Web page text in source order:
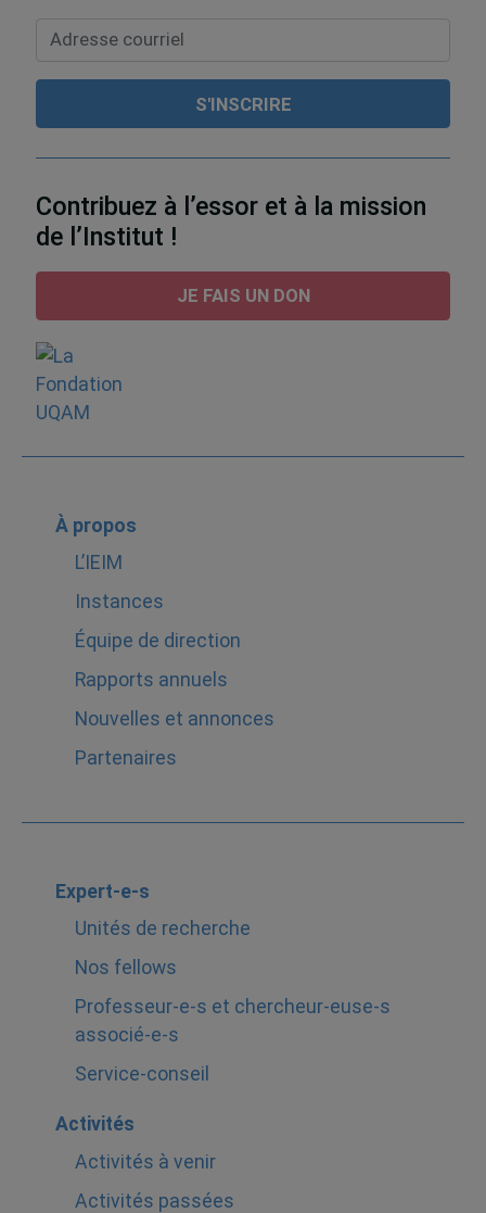
Contribuez à l’essor et à la mission
de l’Institut !
JE FAIS UN DON
À propos
L’IEIM
Instances
Équipe de direction
Rapports annuels
Nouvelles et annonces
Partenaires
Expert-e-s
Unités de recherche
Nos fellows
Professeur-e-s et chercheur-euse-s
associé-e-s
Service-conseil
Activités
Activités à venir
Activités passées